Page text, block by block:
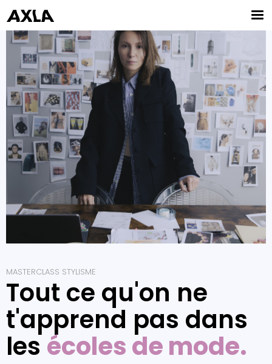
MASTERCLASS STYLISME
Tout ce qu'on ne
t'apprend pas dans
lesécoles de mode.